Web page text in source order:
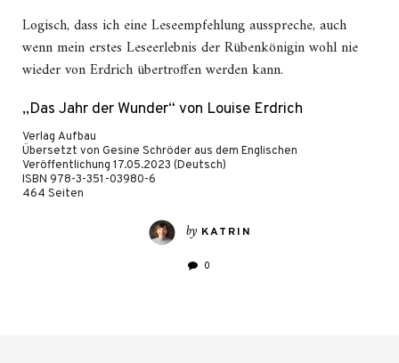
Logisch, dass ich eine Leseempfehlung ausspreche, auch
wenn mein erstes Leseerlebnis der Rübenkönigin wohl nie
wieder von Erdrich übertroffen werden kann.
„Das Jahr der Wunder“ von Louise Erdrich
Verlag Aufbau
Übersetzt von Gesine Schröder aus dem Englischen
Veröffentlichung 17.05.2023 (Deutsch)
ISBN 978-3-351-03980-6
464 Seiten
by KATRIN
0